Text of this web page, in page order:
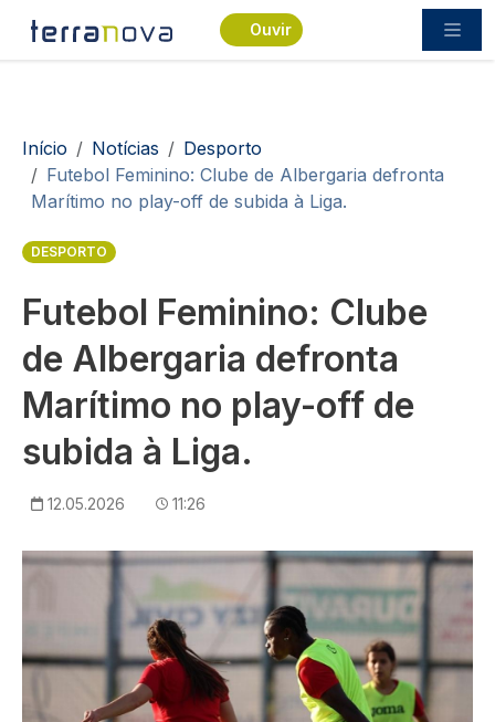
Passar para o conteúdo principal
Ouvir
Navegação estrutural
Início Notícias
Desporto
Futebol Feminino: Clube de Albergaria defronta
Marítimo no play-off de subida à Liga.
DESPORTO
Futebol Feminino: Clube
de Albergaria defronta
Marítimo no play-off de
subida à Liga.
12.05.2026 11:26
Imagem